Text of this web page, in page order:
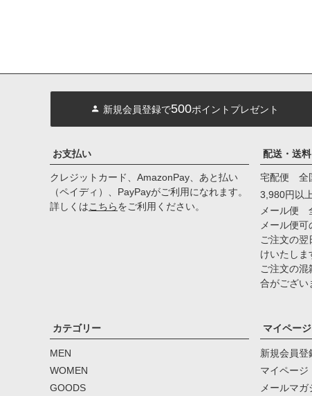
新規会員登録で500ポイントプレゼント
お支払い
クレジットカード、AmazonPay、あと払い
（ペイディ）、PayPayがご利用になれます。
詳しくはこちらをご利用ください。
配送・送料
宅配便 全
3,980円以
メール便
メール便
ご注文の
けいたしま
ご注文の
合がござい
カテゴリー
MEN
WOMEN
GOODS
マイページ
新規会員登
マイページ
メールマガ